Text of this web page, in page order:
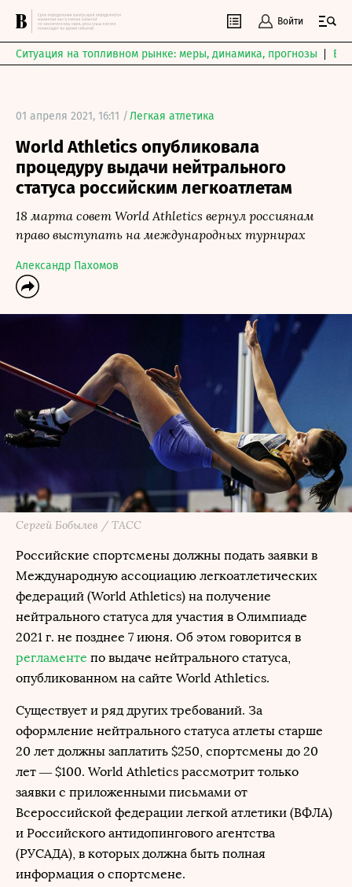
Войти
Ситуация на топливном рынке: меры, динамика, прогнозы
01 апреля 2021, 16:11 /Легкая атлетика
World Athletics опубликовала
процедуру выдачи нейтрального
статуса российским легкоатлетам
18 марта совет World Athletics вернул россиянам
право выступать на международных турнирах
Александр Пахомов
Сергей Бобылев / ТАСС
Российские спортсмены должны подать заявки в
Международную ассоциацию легкоатлетических
федераций (World Athletics) на получение
нейтрального статуса для участия в Олимпиаде
2021 г. не позднее 7 июня. Об этом говорится в
регламенте по выдаче нейтрального статуса,
опубликованном на сайте World Athletics.
Существует и ряд других требований. За
оформление нейтрального статуса атлеты старше
20 лет должны заплатить $250, спортсмены до 20
лет — $100. World Athletics рассмотрит только
заявки с приложенными письмами от
Всероссийской федерации легкой атлетики (ВФЛА)
и Российского антидопингового агентства
(РУСАДА), в которых должна быть полная
информация о спортсмене.